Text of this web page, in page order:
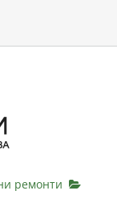
ремонти